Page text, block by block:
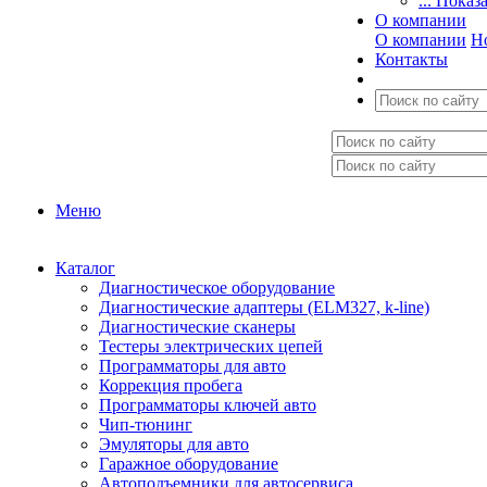
О компании
О компании
Контакты
Меню
Каталог
Диагностическое оборудование
Диагностические адаптеры (ELM327, k-line)
Диагностические сканеры
Тестеры электрических цепей
Программаторы для авто
Коррекция пробега
Программаторы ключей авто
Чип-тюнинг
Эмуляторы для авто
Гаражное оборудование
Автоподъемники для автосервиса